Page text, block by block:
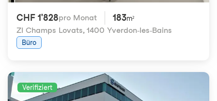
CHF 1'828pro Monat 183m²
ZI Champs Lovats, 1400 Yverdon-les-Bains
Büro
Verifiziert